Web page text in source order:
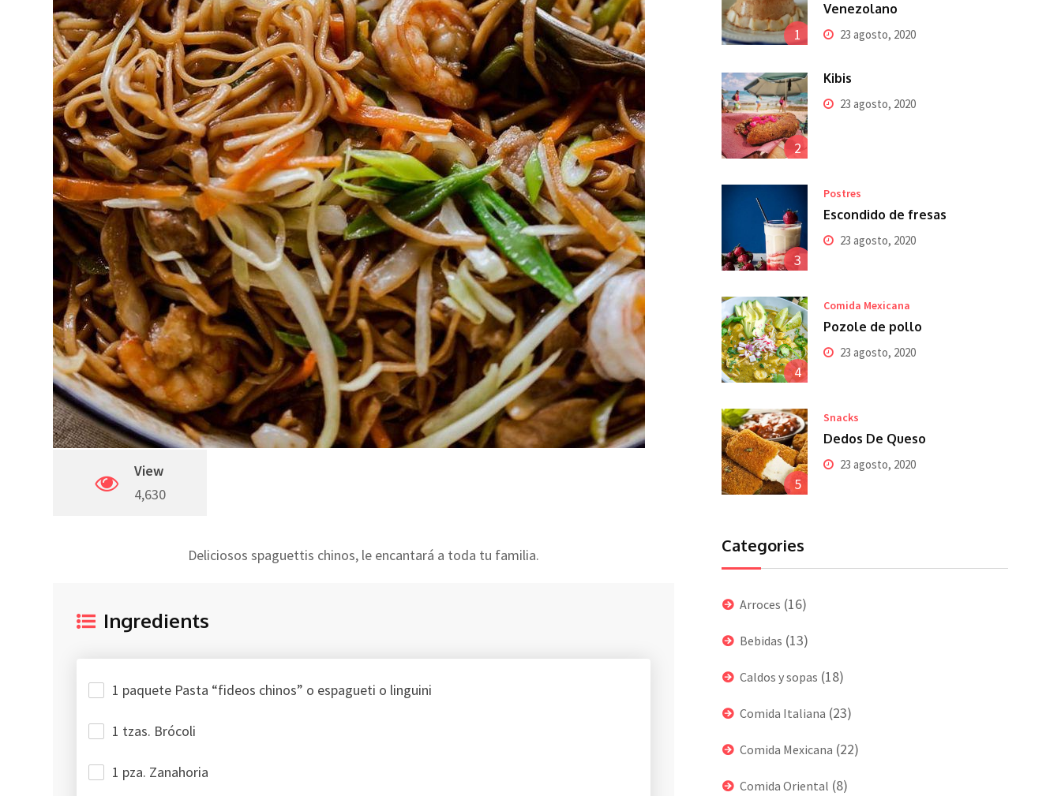
View
4,630
Deliciosos spaguettis chinos, le encantará a toda tu familia.
Ingredients
1 paquete Pasta “fideos chinos” o espagueti o linguini
1 tzas. Brócoli
1 pza. Zanahoria
1
Venezolano
23 agosto, 2020
2
Kibis
23 agosto, 2020
3
Postres
Escondido de fresas
23 agosto, 2020
4
Comida Mexicana
Pozole de pollo
23 agosto, 2020
5
Snacks
Dedos De Queso
23 agosto, 2020
Categories
Arroces (16)
Bebidas (13)
Caldos y sopas (18)
Comida Italiana (23)
Comida Mexicana (22)
Comida Oriental (8)